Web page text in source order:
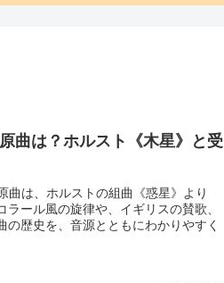
曲は？ホルスト《木星》と受
曲は、ホルストの組曲《惑星》より
ラール風の旋律や、イギリスの賛歌、
の歴史を、音源とともにわかりやすく